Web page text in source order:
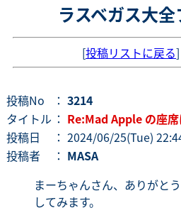
ラスベガス大
[投稿リストに戻る
投稿No ： 3214
タイトル ： Re:Mad Apple の座
投稿日
： 2024/06/25(Tue)
投稿者
： MASA
まーちゃんさん、ありがと
してみます。